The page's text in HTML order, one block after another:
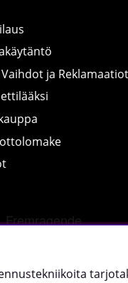
ja Reklamaatiot